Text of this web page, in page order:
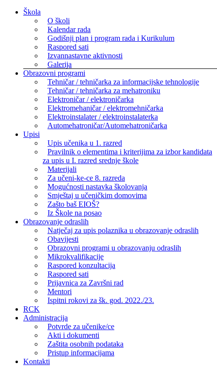
Skip
Škola
O školi
Kalendar rada
Godišnji plan i program rada i Kurikulum
Raspored sati
Izvannastavne aktivnosti
Galerija
Obrazovni programi
Tehničar / tehničarka za informacijske tehnologije
Tehničar / tehničarka za mehatroniku
Elektroničar / elektroničarka
Elektromehaničar / elektromehničarka
Elektroinstalater / elektroinstalaterka
Automehatroničar/Automehatroničarka
Upisi
Upis učenika u 1. razred
Pravilnik o elementima i kriterijima za izbor kandidata
za upis u I. razred srednje škole
Materijali
Za učeni-ke-ce 8. razreda
Mogućnosti nastavka školovanja
Smještaj u učeničkim domovima
Zašto baš EIOŠ?
Iz Škole na posao
Obrazovanje odraslih
Natječaj za upis polaznika u obrazovanje odraslih
Obavijesti
Obrazovni programi u obrazovanju odraslih
Mikrokvalifikacije
Raspored konzultacija
Raspored sati
Prijavnica za Završni rad
Mentori
Ispitni rokovi za šk. god. 2022./23.
RCK
Administracija
Potvrde za učenike/ce
Akti i dokumenti
Zaštita osobnih podataka
Pristup informacijama
Kontakti